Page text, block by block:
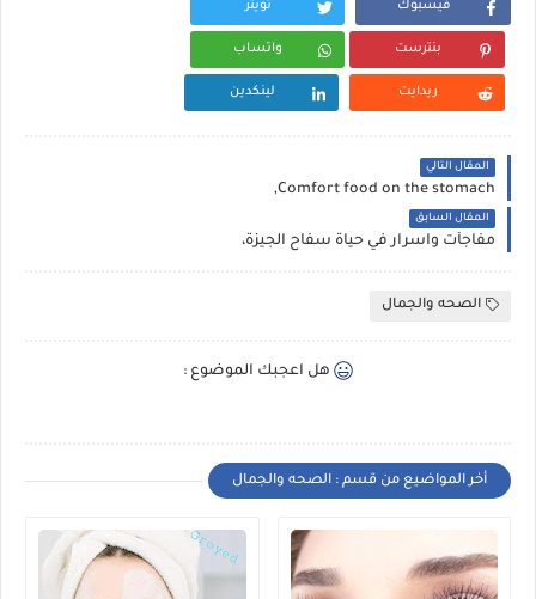
فيسبوك تويتر
بنترست واتساب
ريدايت لينكدين
المقال التالي
Comfort food on the stomach,
المقال السابق
مفاجأت واسرار في حياة سفاح الجيزة،
الصحه والجمال
هل اعجبك الموضوع :
أخر المواضيع من قسم : الصحه والجمال